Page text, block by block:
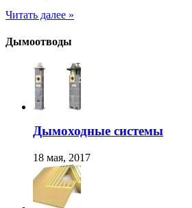
Читать далее »
Дымоотводы
Дымоходные системы
18 мая, 2017